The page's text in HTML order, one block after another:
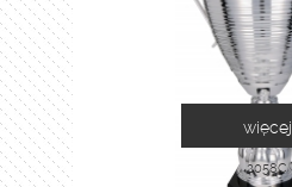
2058C
więcej